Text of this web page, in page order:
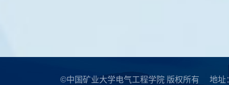
©中国矿业大学电气工程学院 版权所有 地址